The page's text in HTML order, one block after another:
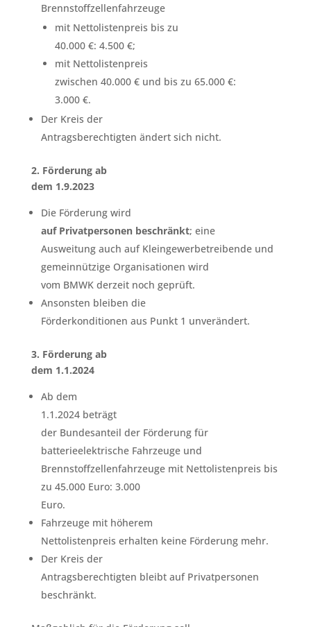
Brennstoffzellenfahrzeuge
mit Nettolistenpreis bis zu
40.000 €: 4.500 €;
mit Nettolistenpreis
zwischen 40.000 € und bis zu 65.000 €:
3.000 €.
Der Kreis der
Antragsberechtigten ändert sich nicht.
2. Förderung ab
dem 1.9.2023
Die Förderung wird
auf Privatpersonen beschränkt; eine
Ausweitung auch auf Kleingewerbetreibende und
gemeinnützige Organisationen wird
vom BMWK derzeit noch geprüft.
Ansonsten bleiben die
Förderkonditionen aus Punkt 1 unverändert.
3. Förderung ab
dem 1.1.2024
Ab dem
1.1.2024 beträgt
der Bundesanteil der Förderung für
batterieelektrische Fahrzeuge und
Brennstoffzellenfahrzeuge mit Nettolistenpreis bis
zu 45.000 Euro: 3.000
Euro.
Fahrzeuge mit höherem
Nettolistenpreis erhalten keine Förderung mehr.
Der Kreis der
Antragsberechtigten bleibt auf Privatpersonen
beschränkt.